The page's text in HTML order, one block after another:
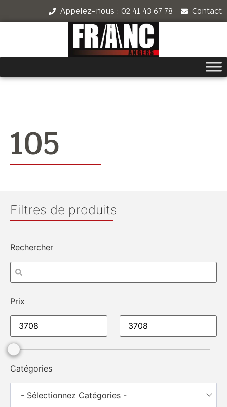
Appelez-nous : 02 41 43 67 78 Contact
105
Filtres de produits
Rechercher
Prix
Catégories
- Sélectionnez Catégories -